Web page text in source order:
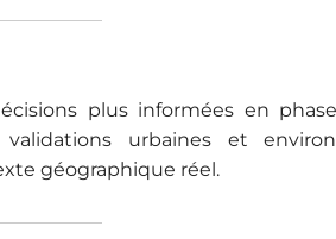
plus informées en
urbaines et
géographique réel.